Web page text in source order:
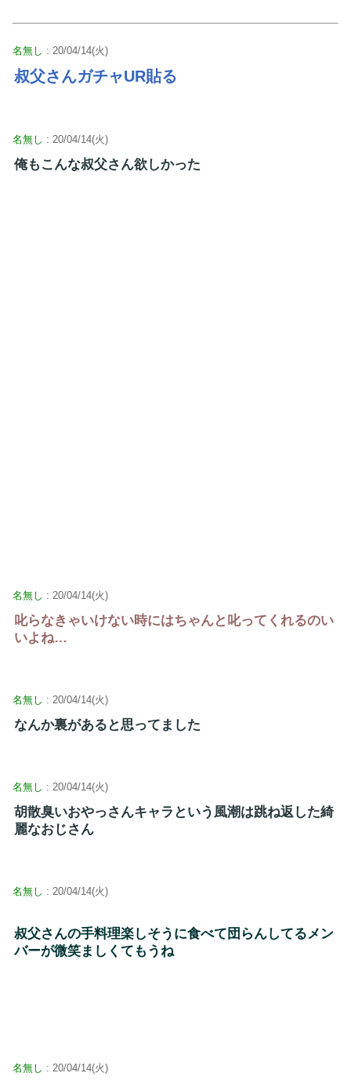
名無し : 20/04/14(火)
叔父さんガチャUR貼る
名無し : 20/04/14(火)
俺もこんな叔父さん欲しかった
名無し : 20/04/14(火)
叱らなきゃいけない時にはちゃんと叱ってくれるのい
いよね…
名無し : 20/04/14(火)
なんか裏があると思ってました
名無し : 20/04/14(火)
胡散臭いおやっさんキャラという風潮は跳ね返した綺
麗なおじさん
名無し : 20/04/14(火)
叔父さんの手料理楽しそうに食べて団らんしてるメン
バーが微笑ましくてもうね
名無し : 20/04/14(火)